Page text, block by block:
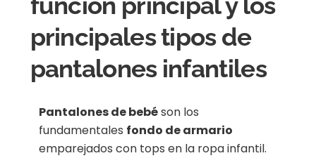
principales tipos de
pantalones infantiles
Pantalones de bebéson los
fundamentales fondo de armario
emparejados con tops en la ropa infantil.